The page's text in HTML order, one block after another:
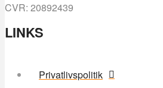
CVR: 20892439
LINKS
Privatlivspolitik